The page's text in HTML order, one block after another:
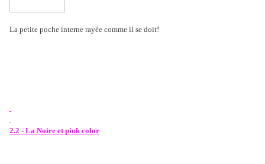
La petite poche interne rayée comme il se doit!
2.2 - La Noire et pink color